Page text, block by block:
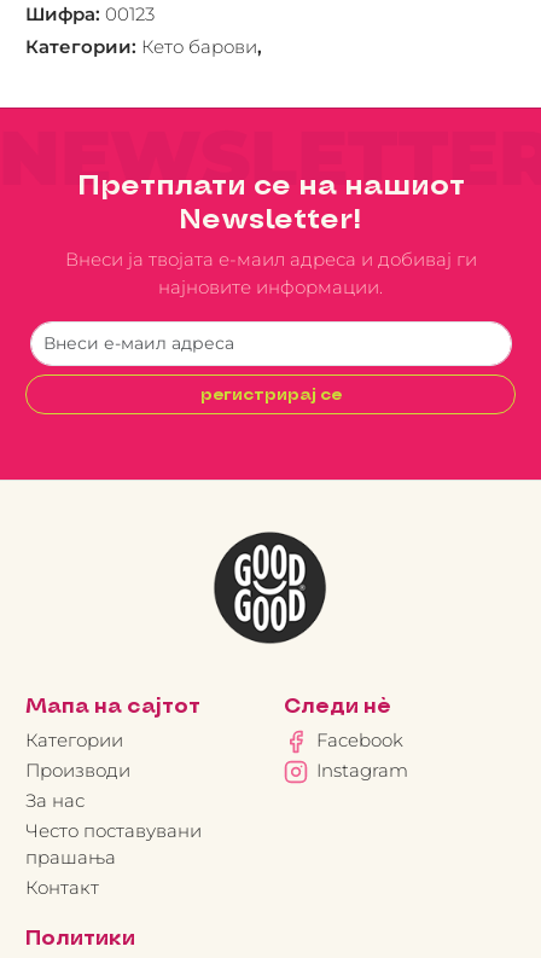
Шифра: 00123
Категории: Кето барови,
Претплати се на нашиот
Newsletter!
Внеси ја твојата е-маил адреса и добивај ги
најновите информации.
регистрирај се
Мапа на сајтот
Категории
Производи
За нас
Често поставувани
прашања
Контакт
Политики
Следи нè
Facebook
Instagram